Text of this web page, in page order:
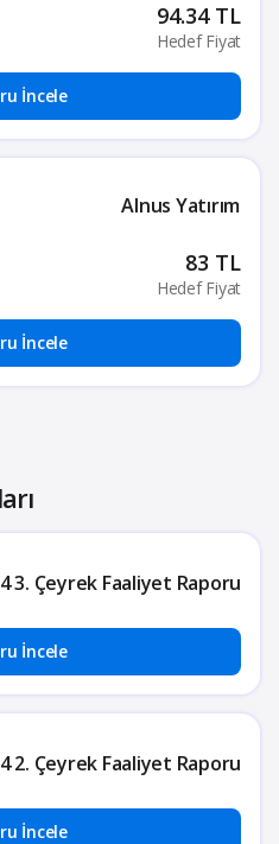
94.34 TL
Hedef Fiyat
İncele
Alnus Yatırım
83 TL
Hedef Fiyat
İncele
3. Çeyrek Faaliyet Raporu
İncele
2. Çeyrek Faaliyet Raporu
İncele